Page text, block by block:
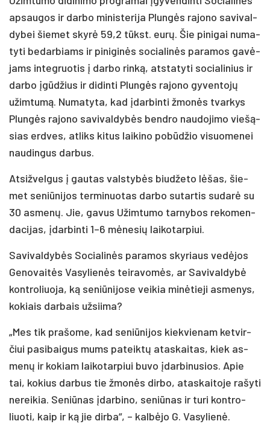
ap­sau­gos ir dar­bo mi­nis­te­ri­ja Plun­gės ra­jo­no sa­vi­val­
dy­bei šie­met sky­rė 59,2 tūkst. eu­rų. Šie pi­ni­gai nu­ma­
ty­ti be­dar­biams ir pi­ni­gi­nės so­cia­li­nės pa­ra­mos ga­vė­
jams in­teg­ruo­tis į dar­bo rin­ką, at­sta­ty­ti so­cia­li­nius ir
dar­bo įgū­džius ir di­din­ti Plun­gės ra­jo­no gy­ven­to­jų
užim­tu­mą. Nu­ma­ty­ta, kad įdar­bin­ti žmo­nės tvar­kys
Plun­gės ra­jo­no sa­vi­val­dy­bės bend­ro nau­do­ji­mo vie­šą­
sias erd­ves, at­liks ki­tus lai­ki­no po­bū­džio vi­suo­me­nei
nau­din­gus dar­bus.
At­siž­vel­gus į gau­tas vals­ty­bės biu­dže­to lė­šas, šie­
met se­niū­ni­jos ter­mi­nuo­tas dar­bo su­tar­tis su­da­rė su
30 as­me­nų. Jie, ga­vus Užim­tu­mo tar­ny­bos re­ko­men­
da­ci­jas, įdar­bin­ti 1–6 mė­ne­sių lai­ko­tar­piui.
Sa­vi­val­dy­bės So­cia­li­nės pa­ra­mos sky­riaus ve­dė­jos
Ge­no­vai­tės Va­sy­lie­nės tei­ra­vo­mės, ar Sa­vi­val­dy­bė
kont­ro­liuo­ja, ką se­niū­ni­jo­se vei­kia mi­nė­tie­ji as­me­nys,
ko­kiais dar­bais už­sii­ma?
„Mes tik pra­šo­me, kad se­niū­ni­jos kiek­vie­nam ket­vir­
čiui pa­si­bai­gus mums pa­teik­tų ata­skai­tas, kiek as­
me­nų ir ko­kiam lai­ko­tar­piui bu­vo įdar­bi­nu­sios. Apie
tai, ko­kius dar­bus tie žmo­nės dir­bo, ata­skai­to­je ra­šy­ti
ne­rei­kia. Se­niū­nas įdar­bi­no, se­niū­nas ir tu­ri kont­ro­
liuo­ti, kaip ir ką jie dir­ba“, – kal­bė­jo G. Va­sy­lie­nė.